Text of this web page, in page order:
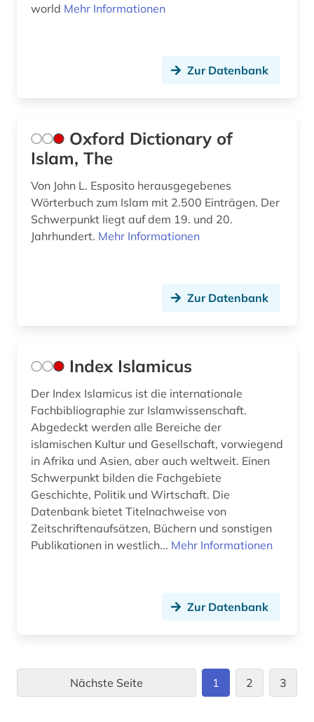
world Mehr Informationen
Zur Datenbank
Oxford Dictionary of
Islam, The
Von John L. Esposito herausgegebenes
Wörterbuch zum Islam mit 2.500 Einträgen. Der
Schwerpunkt liegt auf dem 19. und 20.
Jahrhundert. Mehr Informationen
Zur Datenbank
Index Islamicus
Der Index Islamicus ist die internationale
Fachbibliographie zur Islamwissenschaft.
Abgedeckt werden alle Bereiche der
islamischen Kultur und Gesellschaft, vorwiegend
in Afrika und Asien, aber auch weltweit. Einen
Schwerpunkt bilden die Fachgebiete
Geschichte, Politik und Wirtschaft. Die
Datenbank bietet Titelnachweise von
Zeitschriftenaufsätzen, Büchern und sonstigen
Publikationen in westlich... Mehr Informationen
Zur Datenbank
Nächste Seite 1 2 3